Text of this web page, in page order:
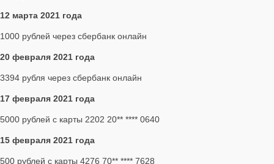
12 марта 2021 года
1000 рублей через сбербанк онлайн
20 февраля 2021 года
3394 рубля через сбербанк онлайн
17 февраля 2021 года
5000 рублей с карты 2202 20** **** 0640
15 февраля 2021 года
500 рублей с карты 4276 70** **** 7628